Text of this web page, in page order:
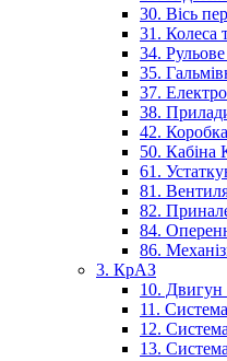
30. Вісь
31. Колеса
34.
35.
37.
38.
42.
50. Кабіна
61.
81.
82.
84.
86.
3. КрАЗ
10.
11.
12.
13.